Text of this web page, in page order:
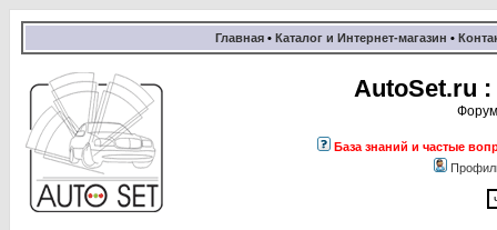
Главная • Каталог и Интернет-магазин •
AutoSet.ru
База знаний и частые